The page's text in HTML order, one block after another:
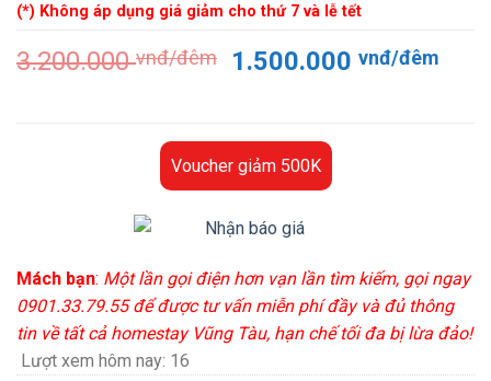
(*) Không áp dụng giá giảm cho thứ 7 và lễ tết
3.200.000vnđ/đêm
Giá
3.200.000 vnđ/
đêm.
1.500.000vnđ/đêm
Voucher giảm 500K
Mách bạn: Một lần gọi điện hơn vạn lần tìm kiếm, gọi ngay
0901.33.79.55 để được tư vấn miễn phí đầy và đủ thông
tin về tất cả homestay Vũng Tàu, hạn chế tối đa bị lừa đảo!
Lượt xem hôm nay: 16